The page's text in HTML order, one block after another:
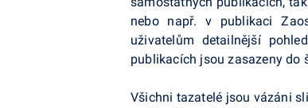
nebo např. v publikaci
uživatelům detailnější
publikacích jsou zasazeny do
Všichni tazatelé jsou vázáni